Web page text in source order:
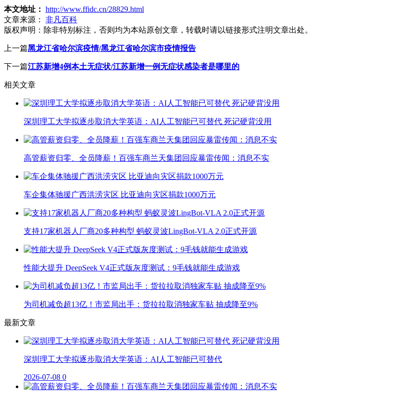
本文地址： http://www.ffidc.cn/28829.html
文章来源：
非凡百科
版权声明： 除非特别标注，否则均为本站原创文章，转载时请以链接形式注明文章出处。
上一篇黑龙江省哈尔滨疫情/黑龙江省哈尔滨市疫情报告
下一篇江苏新增4例本土无症状/江苏新增一例无症状感染者是哪里的
相关文章
深圳理工大学拟逐步取消大学英语：AI人工智能已可替代 死记硬背没用
高管薪资归零、全员降薪！百强车商兰天集团回应暴雷传闻：消息不实
车企集体驰援广西洪涝灾区 比亚迪向灾区捐款1000万元
支持17家机器人厂商20多种构型 蚂蚁灵波LingBot-VLA 2.0正式开源
性能大提升 DeepSeek V4正式版灰度测试：9毛钱就能生成游戏
为司机减负超13亿！市监局出手：货拉拉取消独家车贴 抽成降至9%
最新文章
深圳理工大学拟逐步取消大学英语：AI人工智能已可替代
2026-07-08 0